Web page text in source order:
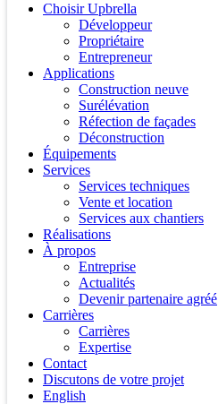
Choisir Upbrella
Développeur
Propriétaire
Entrepreneur
Applications
Construction neuve
Surélévation
Réfection de façades
Déconstruction
Équipements
Services
Services techniques
Vente et location
Services aux chantiers
Réalisations
À propos
Entreprise
Actualités
Devenir partenaire agréé
Carrières
Carrières
Expertise
Contact
Discutons de votre projet
English